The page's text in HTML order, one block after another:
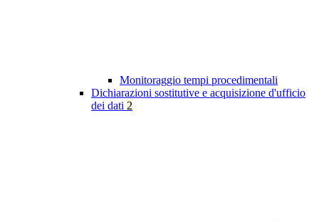
Monitoraggio tempi procedimentali
Dichiarazioni sostitutive e acquisizione d'ufficio
dei dati 2